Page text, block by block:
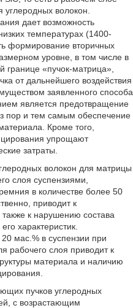
углеродных волокон.
дает возможность
температурах (1400-
формирование вторичных
уровне, в том числе в
границе «пучок-матрица»,
от дальнейшего воздействия
заявленного способа
является предотвращение
пор и тем самым обеспечение
Кроме того,
упрощают
затраты.
волокон для матрицы
слоя суспензиями,
в количестве более 50
приводит к
к нарушению состава
характеристик.
мас.% в суспензии при
рабочего слоя приводит к
материала и наличию
пучков углеродных
с возрастающим